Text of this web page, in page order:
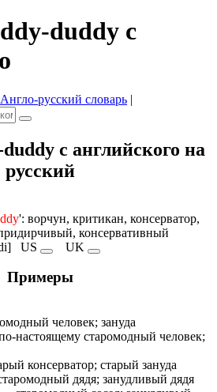
duddy с
Англо-русский словарь |
с английского на
русский
': ворчун, критикан, консерватор,
консервативный
US UK
Примеры
человек; зануда
настоящему старомодный человек;
консерватор; старый зануда
дядя; занудливый дядя